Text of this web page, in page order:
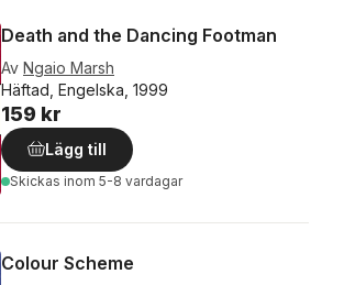
Death and the Dancing Footman
Av Ngaio Marsh
Häftad, Engelska, 1999
159 kr
Lägg till
Skickas inom 5-8 vardagar
Colour Scheme